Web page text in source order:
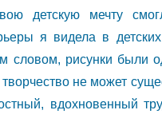
детскую мечту
я видела в
словом, рисунки
не может
вдохновенный